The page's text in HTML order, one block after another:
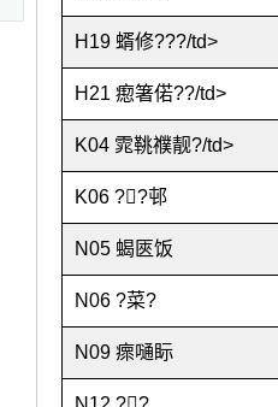
H19 蝑修???/td>
H21 瘛箸偌??/td>
K04 雿鞉襥靓?/td>
K06 ??邨
N05 蝎匧饭
N06 ?菜?
N09 瘝嗵眎